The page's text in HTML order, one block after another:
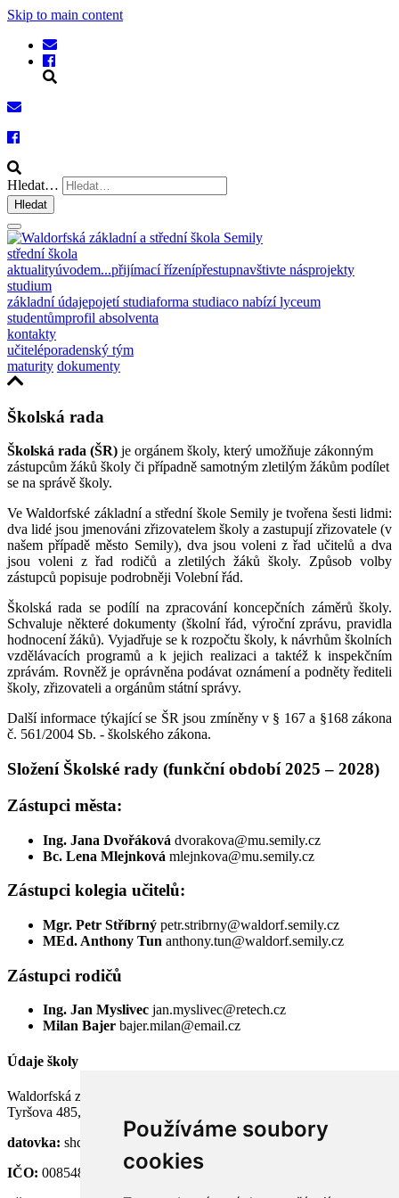
Používáme soubory
cookies
Skip to main content
Hledat…
Hledat
střední škola
aktualityúvodem...přijímací řízenípřestupnavštivte násprojekty
studium
základní údajepojetí studiaforma studiaco nabízí lyceum
studentůmprofil absolventa
kontakty
učiteléporadenský tým
maturity dokumenty
Školská rada
Školská rada (ŠR) je orgánem školy, který umožňuje zákonným
zástupcům žáků školy či případně samotným zletilým žákům podílet
se na správě školy.
Ve Waldorfské základní a střední škole Semily je tvořena šesti lidmi:
dva lidé jsou jmenováni zřizovatelem školy a zastupují zřizovatele (v
našem případě město Semily), dva jsou voleni z řad učitelů a dva
jsou voleni z řad rodičů a zletilých žáků školy. Způsob volby
zástupců popisuje podrobněji Volební řád.
Školská rada se podílí na zpracování koncepčních záměrů školy.
Schvaluje některé dokumenty (školní řád, výroční zprávu, pravidla
hodnocení žáků). Vyjadřuje se k rozpočtu školy, k návrhům školních
vzdělávacích programů a k jejich realizaci a taktéž k inspekčním
zprávám. Rovněž je oprávněna podávat oznámení a podněty řediteli
školy, zřizovateli a orgánům státní správy.
Další informace týkající se ŠR jsou zmíněny v § 167 a §168 zákona
č. 561/2004 Sb. - školského zákona.
Složení Školské rady (funkční období 2025 – 2028)
Zástupci města:
Ing. Jana Dvořáková dvorakova@mu.semily.cz
Bc. Lena Mlejnková mlejnkova@mu.semily.cz
Zástupci kolegia učitelů:
Mgr. Petr Stříbrný petr.stribrny@waldorf.semily.cz
MEd. Anthony Tun anthony.tun@waldorf.semily.cz
Zástupci rodičů
Ing. Jan Myslivec jan.myslivec@retech.cz
Milan Bajer bajer.milan@email.cz
Údaje školy
Waldorfská základní a střední škola Semily, p. o.
Tyršova 485, 513 01 Semily
datovka: shdknnh
IČO: 00854824